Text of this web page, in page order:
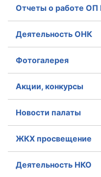
независимой
оказания услуг
О Палате
Структура Палаты
Комиссии
Совет ОП КО
Члены ОП КО
Отчеты о работе ОП
Деятельность ОНК
Фотогалерея
Акции, конкурсы
Новости палаты
ЖКХ просвещение
Деятельность НКО